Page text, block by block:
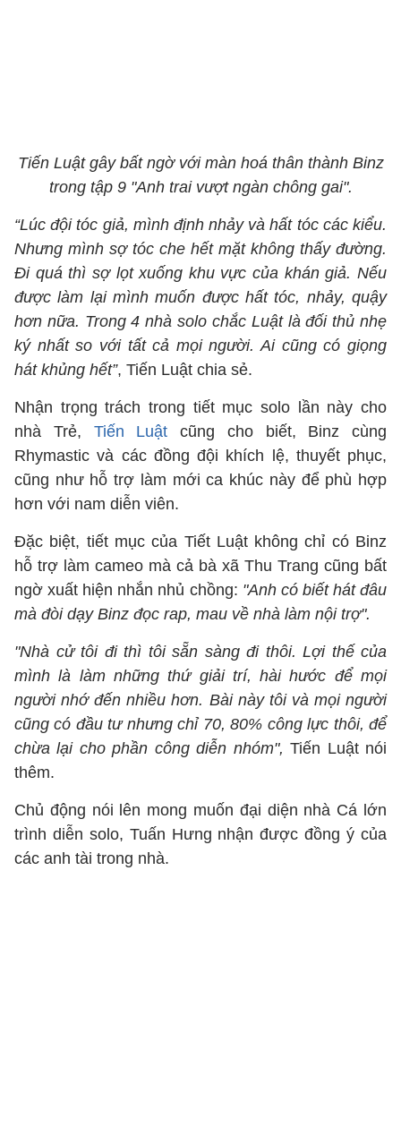
Tiến Luật gây bất ngờ với màn hoá thân thành Binz
trong tập 9 "Anh trai vượt ngàn chông gai".
“Lúc đội tóc giả, mình định nhảy và hất tóc các kiểu.
Nhưng mình sợ tóc che hết mặt không thấy đường.
Đi quá thì sợ lọt xuống khu vực của khán giả. Nếu
được làm lại mình muốn được hất tóc, nhảy, quậy
hơn nữa. Trong 4 nhà solo chắc Luật là đối thủ nhẹ
ký nhất so với tất cả mọi người. Ai cũng có giọng
hát khủng hết”, Tiến Luật chia sẻ.
Nhận trọng trách trong tiết mục solo lần này cho
nhà Trẻ, Tiến Luật cũng cho biết, Binz cùng
Rhymastic và các đồng đội khích lệ, thuyết phục,
cũng như hỗ trợ làm mới ca khúc này để phù hợp
hơn với nam diễn viên.
Đặc biệt, tiết mục của Tiết Luật không chỉ có Binz
hỗ trợ làm cameo mà cả bà xã Thu Trang cũng bất
ngờ xuất hiện nhắn nhủ chồng: "Anh có biết hát đâu
mà đòi dạy Binz đọc rap, mau về nhà làm nội trợ".
"Nhà cử tôi đi thì tôi sẵn sàng đi thôi. Lợi thế của
mình là làm những thứ giải trí, hài hước để mọi
người nhớ đến nhiều hơn. Bài này tôi và mọi người
cũng có đầu tư nhưng chỉ 70, 80% công lực thôi, để
chừa lại cho phần công diễn nhóm", Tiến Luật nói
thêm.
Chủ động nói lên mong muốn đại diện nhà Cá lớn
trình diễn solo, Tuấn Hưng nhận được đồng ý của
các anh tài trong nhà.